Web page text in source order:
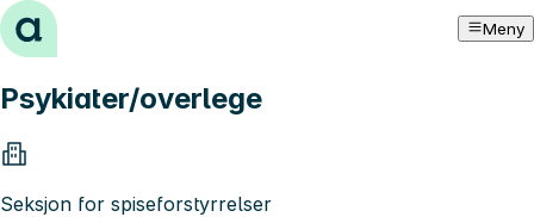
Hopp til innhold Meny
Psykiater/overlege
Seksjon for spiseforstyrrelser